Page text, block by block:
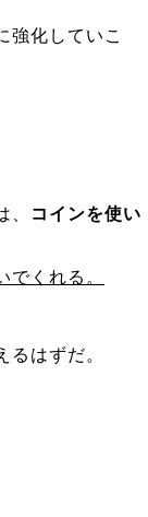
強化していこ
、
コインを使い
でくれる。
はずだ。